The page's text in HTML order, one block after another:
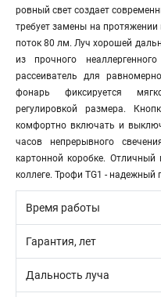
ровный свет создает
требует замены на
поток 80 лм. Луч хорошей
из прочного
рассеиватель для
фонарь фиксируется
регулировкой размера.
комфортно включать и
часов непрерывного
картонной коробке. Отличный
коллеге. Трофи TG1 - надежный
Время работы
Гарантия, лет
Дальность луча